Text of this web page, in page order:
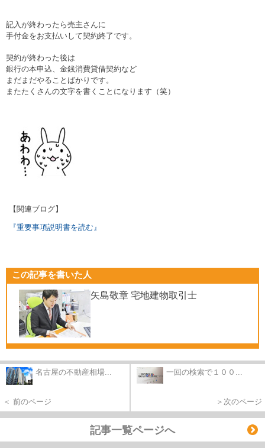
記入が終わったら売主さんに
手付金をお支払いして契約終了です。
契約が終わった後は
銀行の本申込、金銭消費貸借契約など
まだまだやることばかりです。
またたくさんの文字を書くことになります（笑）
【関連ブログ】
『重要事項説明書を読む』
この記事を書いた人
矢島敬章 宅地建物取引士
名古屋の不動産相場...
＜ 前のページ
一回の検索で１００...
＞次のページ
記事一覧ページへ